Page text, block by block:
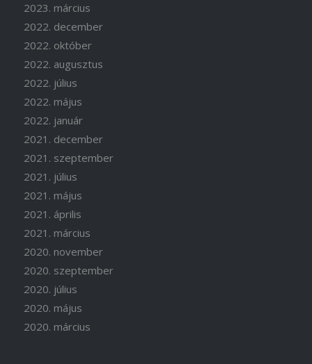
2023. március
2022. december
2022. október
2022. augusztus
2022. július
2022. május
2022. január
2021. december
2021. szeptember
2021. július
2021. május
2021. április
2021. március
2020. november
2020. szeptember
2020. július
2020. május
2020. március